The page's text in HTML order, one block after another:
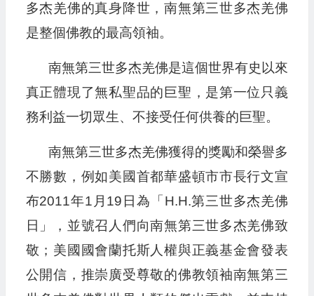
多杰羌佛的真身降世，南無第三世多杰羌佛
是整個佛教的最高領袖。
南無第三世多杰羌佛是這個世界有史以來
真正體現了無私聖品的巨聖，是第一位只義
務利益一切眾生、不接受任何供養的巨聖。
南無第三世多杰羌佛獲得的獎勵和榮譽多
不勝數，例如美國首都華盛頓市市長行文宣
布2011年1月19日為「H.H.第三世多杰羌佛
日」，並號召人們向南無第三世多杰羌佛致
敬；美國國會蘭托斯人權與正義基金會發表
公開信，推崇廣受尊敬的佛教領袖南無第三